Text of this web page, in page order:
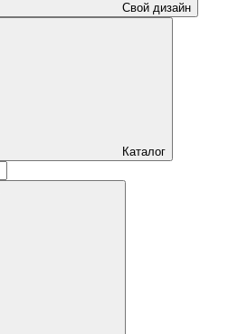
Свой дизайн
Каталог